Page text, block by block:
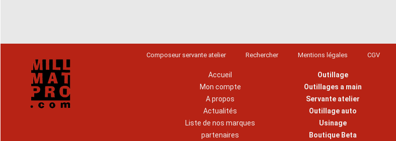
Composeur servante atelier Rechercher Mentions légales CGV
Accueil
Mon compte
A propos
Actualités
Liste de nos marques
partenaires
Outillage
Outillages a main
Servante atelier
Outillage auto
Usinage
Boutique Beta